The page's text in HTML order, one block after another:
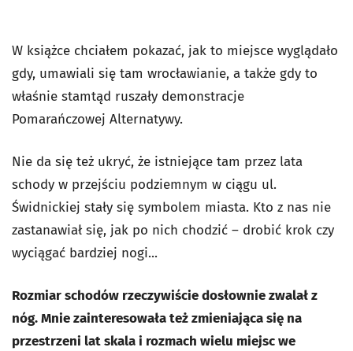
W książce chciałem pokazać, jak to miejsce wyglądało
gdy, umawiali się tam wrocławianie, a także gdy to
właśnie stamtąd ruszały demonstracje
Pomarańczowej Alternatywy.
Nie da się też ukryć, że istniejące tam przez lata
schody w przejściu podziemnym w ciągu ul.
Świdnickiej stały się symbolem miasta. Kto z nas nie
zastanawiał się, jak po nich chodzić – drobić krok czy
wyciągać bardziej nogi...
Rozmiar schodów rzeczywiście dosłownie zwalał z
nóg. Mnie zainteresowała też zmieniająca się na
przestrzeni lat skala i rozmach wielu miejsc we